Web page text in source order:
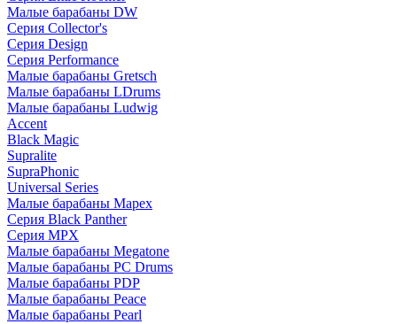
Малые барабаны DW
Серия Collector's
Серия Design
Серия Performance
Малые барабаны Gretsch
Малые барабаны LDrums
Малые барабаны Ludwig
Accent
Black Magic
Supralite
SupraPhonic
Universal Series
Малые барабаны Mapex
Серия Black Panther
Серия MPX
Малые барабаны Megatone
Малые барабаны PC Drums
Малые барабаны PDP
Малые барабаны Peace
Малые барабаны Pearl